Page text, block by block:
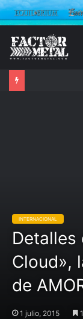
INTERNACIONAL
Detalles
Cloud»,
de
1 julio, 2015